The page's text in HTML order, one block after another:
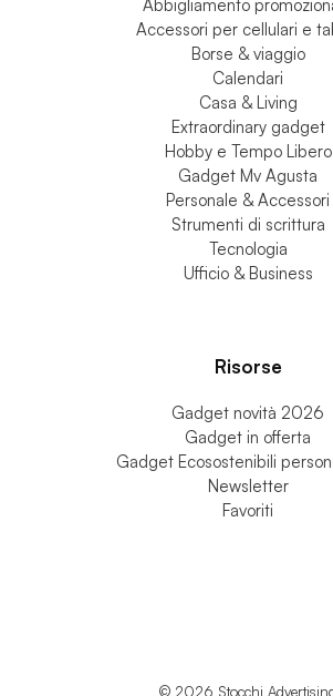
Categorie Gadget
Abbigliamento
Accessori per cellulari e
Borse & viaggio
Calendari
Casa & Living
Extraordinary gadget
Hobby e Tempo Libero
Gadget Mv Agusta
Personale & Accessori
Strumenti di scrittura
Risorse
Gadget novità 2026
Gadget in offerta
Gadget Ecosostenibili